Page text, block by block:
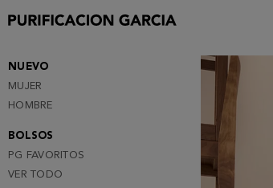
Purificacion
NUEVO
MUJER
HOMBRE
BOLSOS
PG FAVORITOS
VER TODO